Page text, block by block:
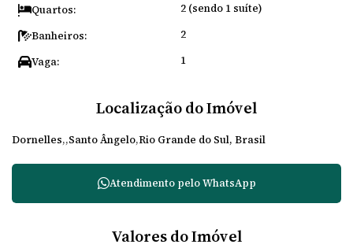
Quartos: 2 (sendo 1 suíte)
Banheiros: 2
Vaga: 1
Localização do Imóvel
Dornelles Santo Ângelo Rio Grande do Sul, Brasil
Atendimento peloWhatsApp
Valores do Imóvel